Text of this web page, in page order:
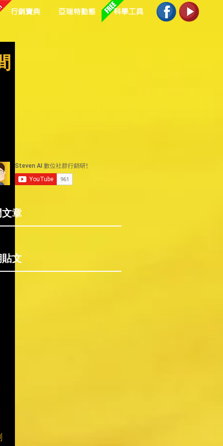
行銷寶典 亞瑞特動態 科學工具
章
文